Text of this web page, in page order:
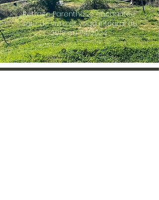
Retraite Parenthèse enchantée
"Joie de vivre et yoga intégral du
29/3 au 1/4/2024